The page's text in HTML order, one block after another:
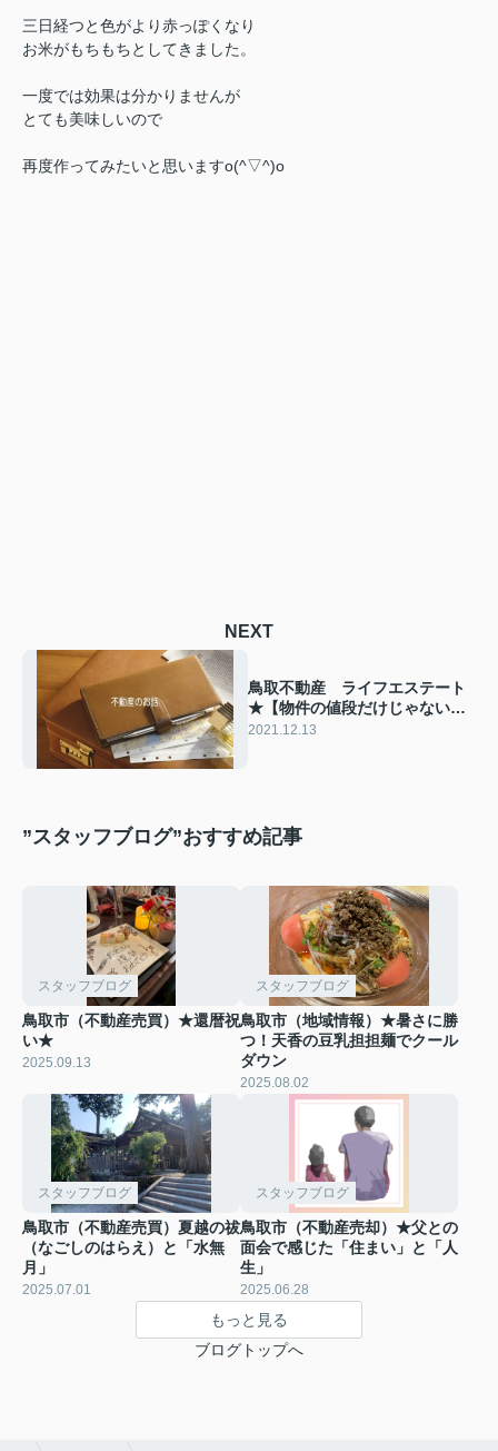
三日経つと色がより赤っぽくなり
お米がもちもちとしてきました。
一度では効果は分かりませんが
とても美味しいので
再度作ってみたいと思いますo(^▽^)o
NEXT
鳥取不動産 ライフエステート
★【物件の値段だけじゃない！
不動産購入にかかる諸費用をご
2021.12.13
”スタッフブログ”おすすめ記事
スタッフブログ
鳥取市（不動産売買）★還暦祝
い★
2025.09.13
スタッフブログ
鳥取市（地域情報）★暑さに勝
つ！天香の豆乳担担麺でクール
ダウン
2025.08.02
スタッフブログ
鳥取市（不動産売買）夏越の祓
（なごしのはらえ）と「水無
月」
2025.07.01
スタッフブログ
鳥取市（不動産売却）★父との
面会で感じた「住まい」と「人
生」
2025.06.28
もっと見る
ブログトップへ